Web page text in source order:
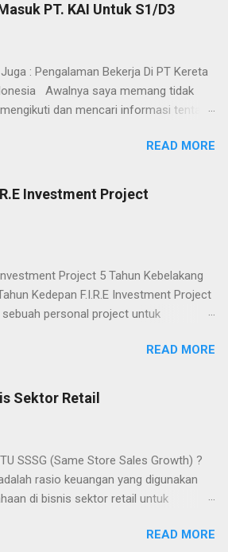
PT. KAI Untuk S1/D3
: Pengalaman Bekerja Di PT Kereta
Awalnya saya memang tidak
dan mencari informasi tentang
kereta api ini, yang saya tahu hanya
sponsor di bursa karir ITS ke-30.
kurang beruntung di bursa karir ITS ke-
untuk mengikuti event bursa
fisik dan persiapan untuk tes tulis.
ini saya mulai 3 bulan sebelum bursa
berlangsung, dengan hasil saya mampu
hal ini akan mendukung saya lulus di tes
sendiri saya tidak ada persiapan
dulu, kumuh, berjejal, banyak
asongan dan banyak penumpang
READ MORE
Investment Project
Investment Project 5 Tahun Kebelakang
Kedepan F.I.R.E Investment Project
sebuah personal project untuk
kemerdekaan secara financial (F.I)
ini dimulai tahun 2020 pada masa covid,
sekarang di tahun 2025 final Net Worth
1,5 M (kenaikan 6x). Aset, Liabilitas dan
Tahun 2018-2025 Dana Kelola Awal
yaitu 50 juta menjadi 500 juta
READ MORE
Sektor Retail
SSSG (Same Store Sales Growth) ?
rasio keuangan yang digunakan
di bisnis sektor retail untuk
toko yang telah beroperasi selama satu
READ MORE